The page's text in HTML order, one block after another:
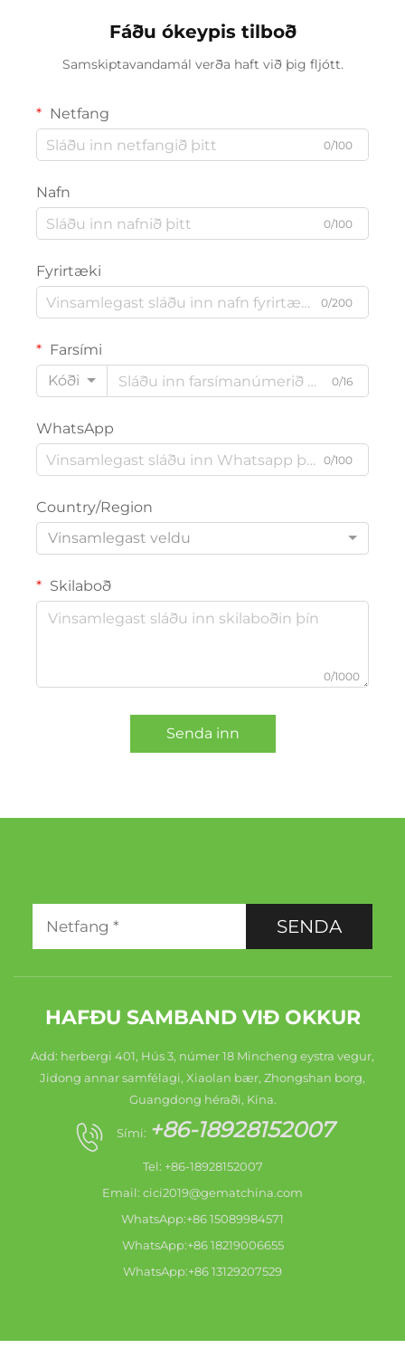
Fáðu ókeypis tilboð
Samskiptavandamál verða haft við þig fljótt.
Netfang
0/100
Nafn
0/100
Fyrirtæki
0/200
Farsími
Kóði
0/16
WhatsApp
0/100
Country/Region
Vinsamlegast veldu
Skilaboð
0/1000
Senda inn
SENDA
HAFÐU SAMBAND VIÐ OKKUR
Add: herbergi 401, Hús 3, númer 18 Mincheng eystra vegur,
Jidong annar samfélagi, Xiaolan bær, Zhongshan borg,
Guangdong héraði, Kína.
Sími: +86-18928152007
Tel: +86-18928152007
Email: cici2019@gematchina.com
WhatsApp:+86 15089984571
WhatsApp:+86 18219006655
WhatsApp:+86 13129207529